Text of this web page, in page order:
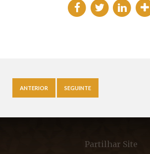
ANTERIOR SEGUINTE
Partilhar Site